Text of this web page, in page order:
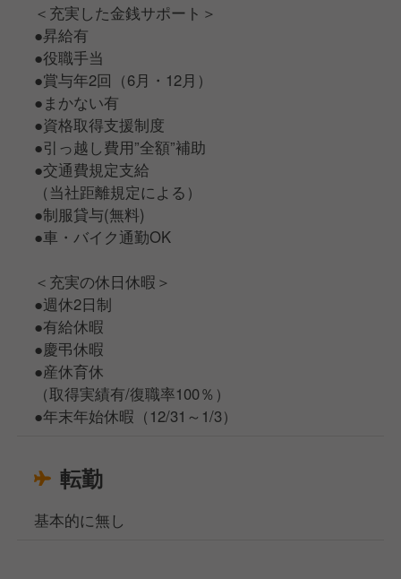
＜充実した金銭サポート＞
●昇給有
●役職手当
●賞与年2回（6月・12月）
●まかない有
●資格取得支援制度
●引っ越し費用”全額”補助
●交通費規定支給
（当社距離規定による）
●制服貸与(無料)
●車・バイク通勤OK
＜充実の休日休暇＞
●週休2日制
●有給休暇
●慶弔休暇
●産休育休
（取得実績有/復職率100％）
●年末年始休暇（12/31～1/3）
転勤
基本的に無し